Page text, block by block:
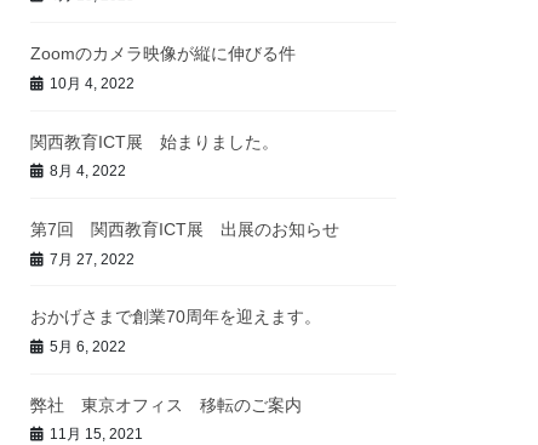
Zoomのカメラ映像が縦に伸びる件
10月 4, 2022
関西教育ICT展 始まりました。
8月 4, 2022
第7回 関西教育ICT展 出展のお知らせ
7月 27, 2022
おかげさまで創業70周年を迎えます。
5月 6, 2022
弊社 東京オフィス 移転のご案内
11月 15, 2021